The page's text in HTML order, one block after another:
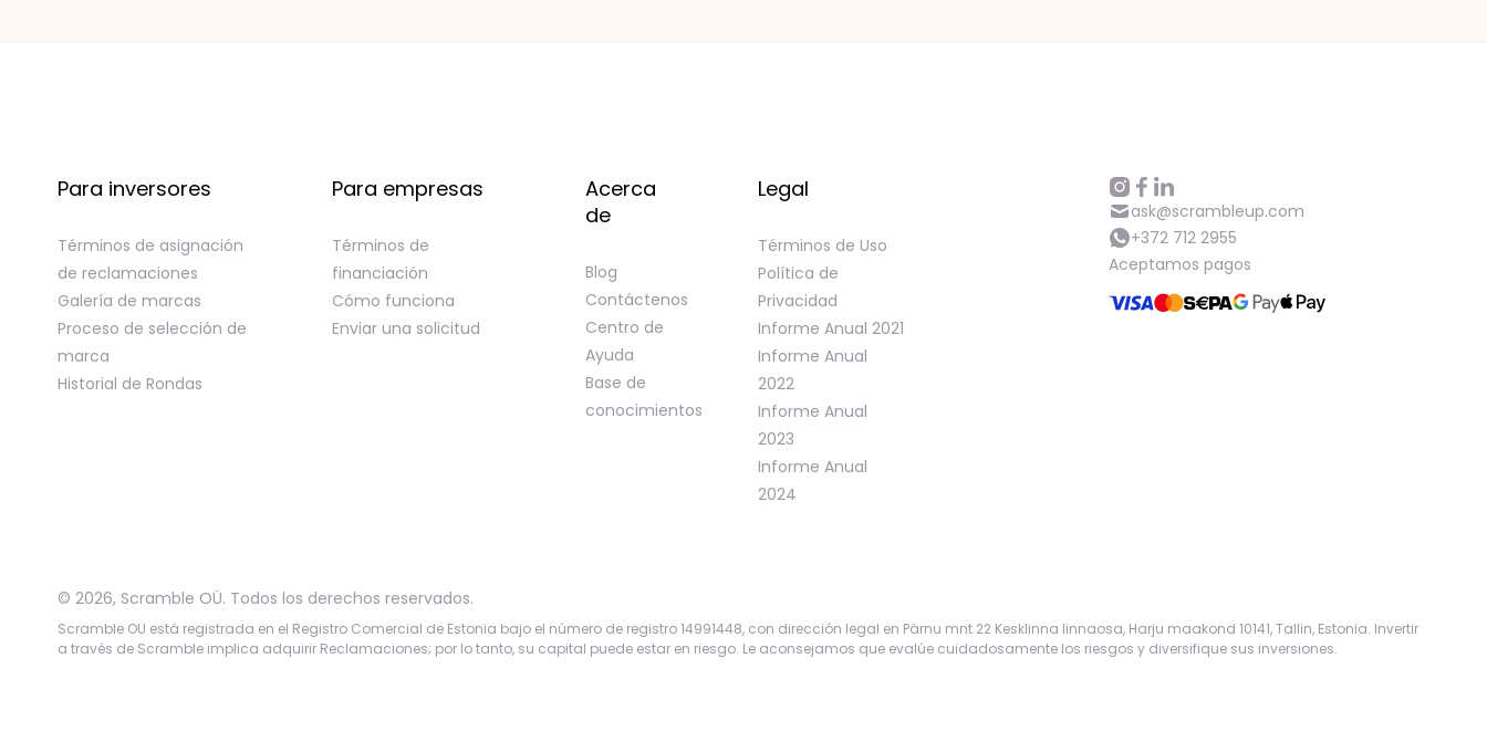
Para inversores
Términos de asignación
de reclamaciones
Galería de marcas
Proceso de selección de
marca
Historial de Rondas
Para empresas
Términos de
financiación
Cómo funciona
Enviar una solicitud
Acerca
de
Blog
Contáctenos
Centro de
Ayuda
Base de
conocimientos
Legal
Términos de Uso
Política de
Privacidad
Informe Anual 2021
Informe Anual
2022
Informe Anual
2023
Informe Anual
2024
ask@scrambleup.com
+372 712 2955
Aceptamos pagos
© 2026, Scramble OÜ. Todos los derechos reservados.
Scramble OU está registrada en el Registro Comercial de Estonia bajo el número de registro 14991448, con dirección legal en Pärnu mnt 22 Kesklinna linnaosa, Harju maakond 10141, Tallin, Estonia. Invertir
a través de Scramble implica adquirir Reclamaciones; por lo tanto, su capital puede estar en riesgo. Le aconsejamos que evalúe cuidadosamente los riesgos y diversifique sus inversiones.